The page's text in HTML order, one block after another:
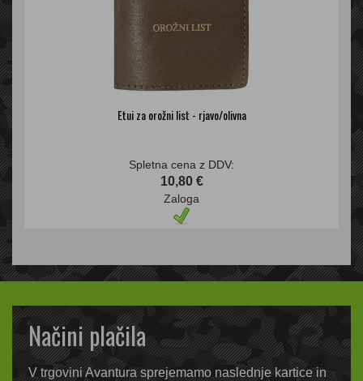
Etui za orožni list - rjavo/olivna
Spletna cena z DDV:
10,80 €
Zaloga
Načini plačila
V trgovini Avantura sprejemamo naslednje kartice in